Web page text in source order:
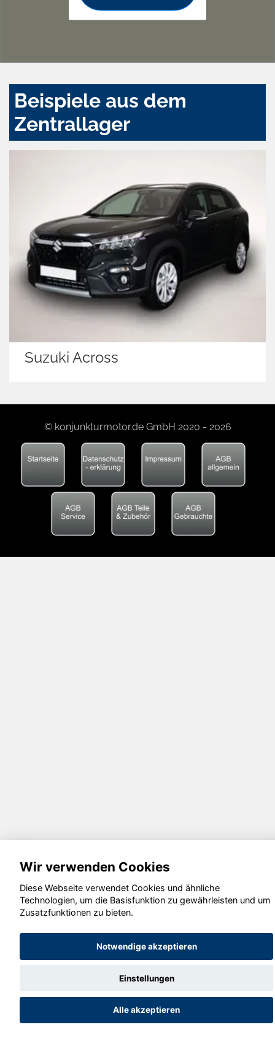
Beispiele aus dem
Zentrallager
Suzuki Across
© konjunkturmotor.de GmbH 2020 - 2026
Wir verwenden Cookies
Diese Webseite verwendet Cookies und ähnliche
Technologien, um die Basisfunktion zu gewährleisten und um
Zusatzfunktionen zu bieten.
Notwendige akzeptieren
Einstellungen
Alle akzeptieren